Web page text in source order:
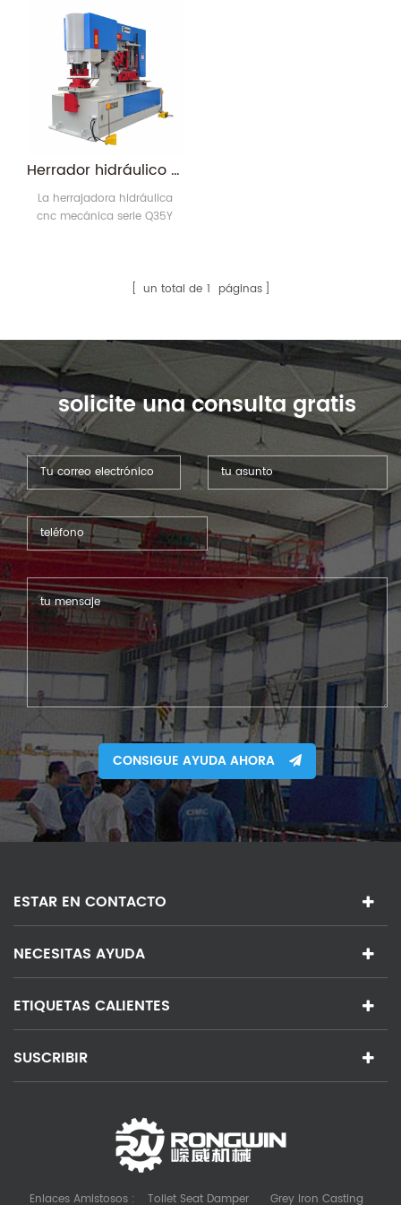
múltiples funciones.
Herrador hidráulico serie Q35Y
La herrajadora hidráulica
cnc mecánica serie Q35Y
ventajas de fácil operación,
un total de 1 páginas
solicite una consulta gratis
CONSIGUE AYUDA AHORA
ESTAR EN CONTACTO
NECESITAS AYUDA
ETIQUETAS CALIENTES
SUSCRIBIR
Enlaces Amistosos : Toilet Seat Damper Grey Iron Casting